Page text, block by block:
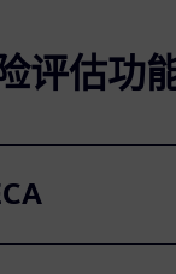
评估功